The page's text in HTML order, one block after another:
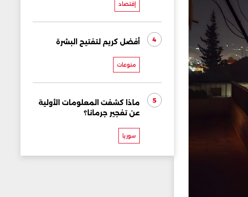
إقتصاد
4 أفضل كريم لتفتيح البشرة
منوعات
5
ماذا كشفت المعلومات الأولية
عن تفجير جرمانا؟
سوريا